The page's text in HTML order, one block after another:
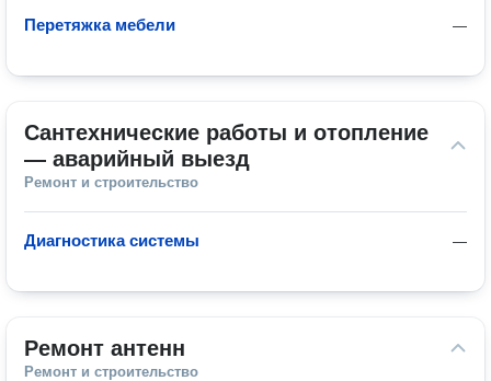
—
Перетяжка мебели
Сантехнические работы и отопление
— аварийный выезд
Ремонт и строительство
—
Диагностика системы
Ремонт антенн
Ремонт и строительство